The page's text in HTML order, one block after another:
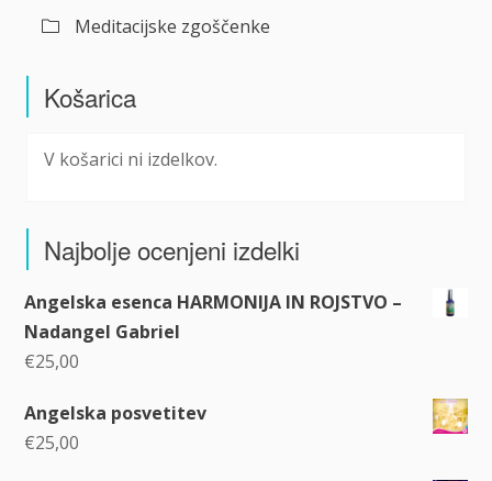
Meditacijske zgoščenke
Košarica
V košarici ni izdelkov.
Najbolje ocenjeni izdelki
Angelska esenca HARMONIJA IN ROJSTVO –
Nadangel Gabriel
€25,00
Angelska posvetitev
€25,00